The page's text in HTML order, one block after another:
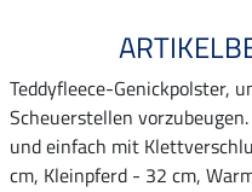
Teddyfleece-Genickpolster,
Scheuerstellen
und einfach mit
cm, Kleinpferd - 32 cm,